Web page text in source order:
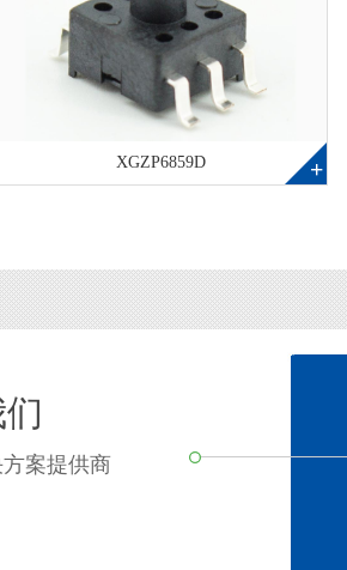
XGZP6859D +
案提供商